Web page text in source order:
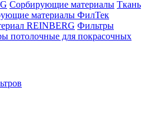
Сорбирующие материалы Ткань
материалы ФилТек
REINBERG Фильтры
потолочные для покрасочных